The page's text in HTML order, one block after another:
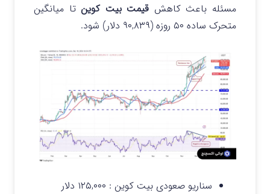
مسئله باعث کاهش قیمت بیت کوینتا میانگین
متحرک ساده ۵۰ روزه (۹۰,۸۳۹ دلار) شود.
سناریو صعودی بیت کوین : ۱۲۵,۰۰۰ دلار